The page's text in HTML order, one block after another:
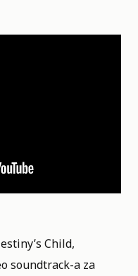
Child,
soundtrack-a za